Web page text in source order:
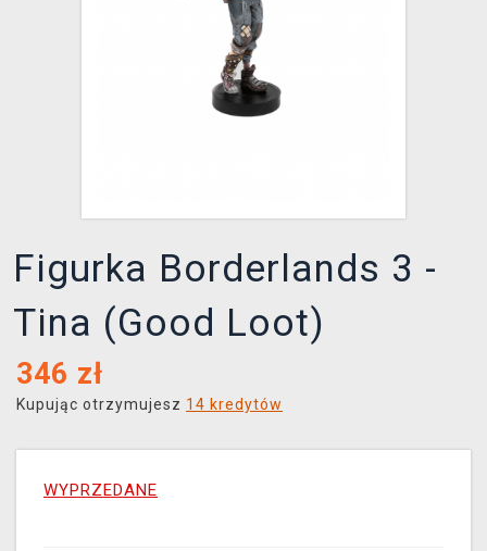
Figurka Borderlands 3 -
Tina (Good Loot)
346 zł
Kupując otrzymujesz 14 kredytów
WYPRZEDANE